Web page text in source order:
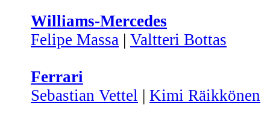
Williams-Mercedes
Felipe Massa | Valtteri Bottas
Ferrari
Sebastian Vettel | Kimi Räikkönen